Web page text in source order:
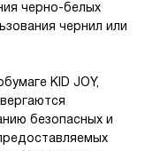
черно-белых
чернил или
KID JOY,
безопасных и